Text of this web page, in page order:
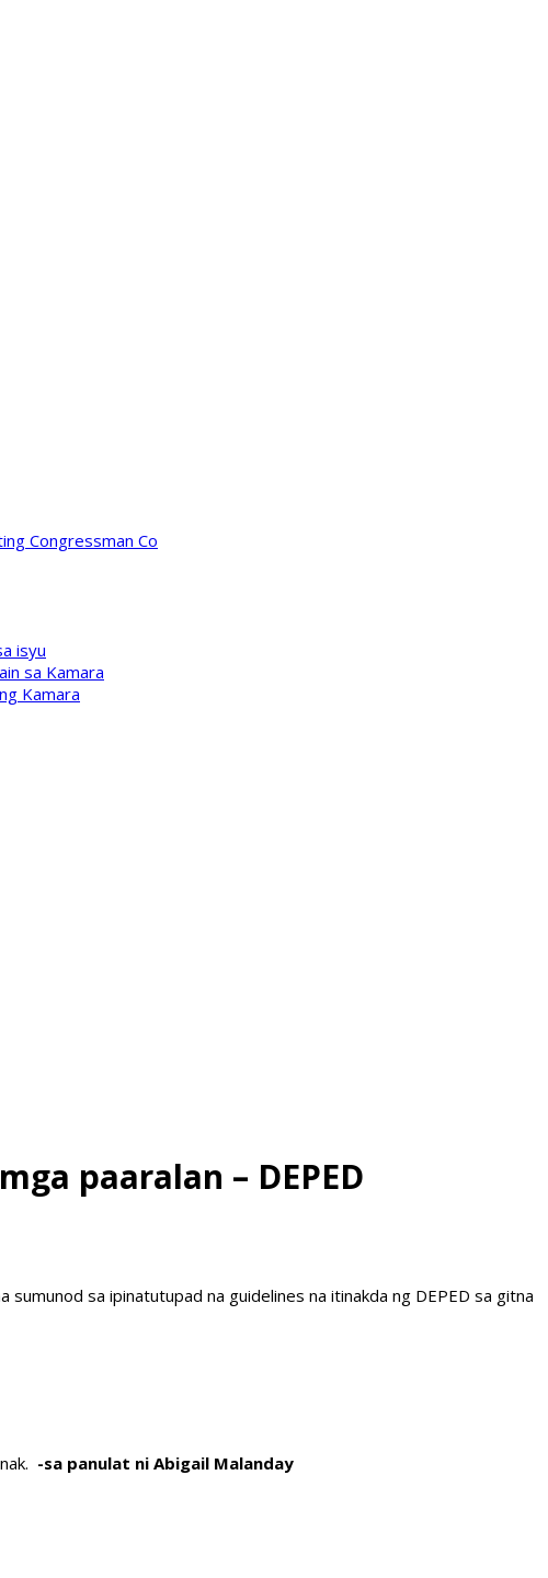
Congressman Co
isyu
sa Kamara
Kamara
paaralan – DEPED
sa ipinatutupad na guidelines na itinakda ng DEPED sa gitna
-sa panulat ni Abigail Malanday